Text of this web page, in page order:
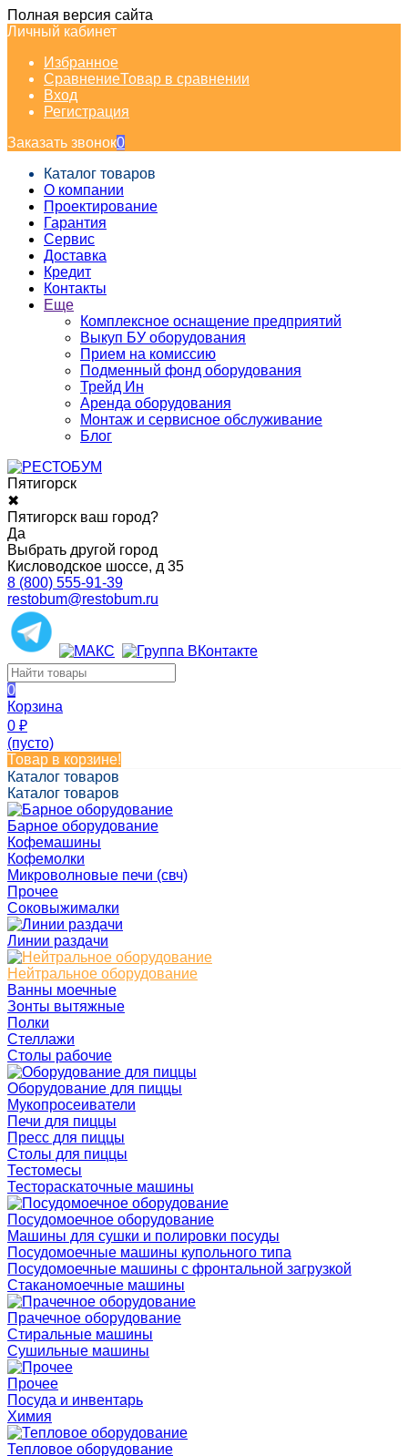
Полная версия сайта
Личный кабинет
Избранное
СравнениеТовар в сравнении
Вход
Регистрация
Заказать звонок0
Каталог товаров
О компании
Проектирование
Гарантия
Сервис
Доставка
Кредит
Контакты
Еще
Комплексное оснащение предприятий
Выкуп БУ оборудования
Прием на комиссию
Подменный фонд оборудования
Трейд Ин
Аренда оборудования
Монтаж и сервисное обслуживание
Блог
Пятигорск
✖
Пятигорск ваш город?
Да
Выбрать другой город
Кисловодское шоссе, д 35
8 (800) 555-91-39
restobum@restobum.ru
0
Корзина
0 ₽
(пусто)
Товар в корзине!
Каталог товаров
Каталог товаров
Барное оборудование
Кофемашины
Кофемолки
Микроволновые печи (свч)
Прочее
Соковыжималки
Линии раздачи
Нейтральное оборудование
Ванны моечные
Зонты вытяжные
Полки
Стеллажи
Столы рабочие
Оборудование для пиццы
Мукопросеиватели
Печи для пиццы
Пресс для пиццы
Столы для пиццы
Тестомесы
Тестораскаточные машины
Посудомоечное оборудование
Машины для сушки и полировки посуды
Посудомоечные машины купольного типа
Посудомоечные машины с фронтальной загрузкой
Стаканомоечные машины
Прачечное оборудование
Стиральные машины
Сушильные машины
Прочее
Посуда и инвентарь
Химия
Тепловое оборудование